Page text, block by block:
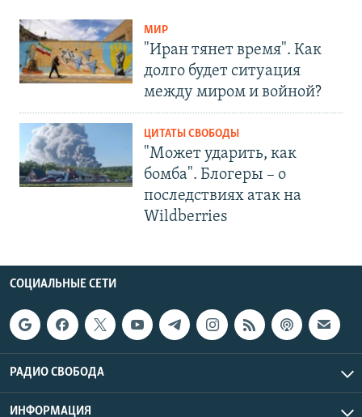
МИР
"Иран тянет время". Как
долго будет ситуация
между миром и войной?
ЦИТАТЫ СВОБОДЫ
"Может ударить, как
бомба". Блогеры – о
последствиях атак на
Wildberries
СОЦИАЛЬНЫЕ СЕТИ
РАДИО СВОБОДА
ИНФОРМАЦИЯ